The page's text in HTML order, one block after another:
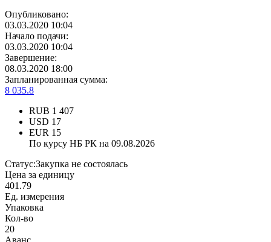
Опубликовано:
03.03.2020 10:04
Начало подачи:
03.03.2020 10:04
Завершение:
08.03.2020 18:00
Запланированная сумма:
8 035.8
RUB 1 407
USD 17
EUR 15
По курсу НБ РК на 09.08.2026
Статус:Закупка не состоялась
Цена за единицу
401.79
Ед. измерения
Упаковка
Кол-во
20